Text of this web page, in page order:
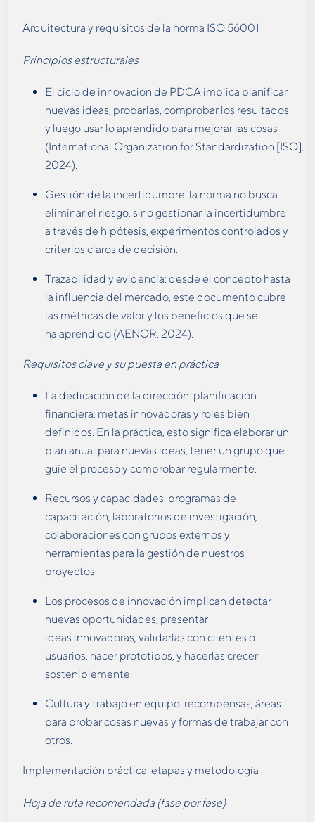
Arquitectura y requisitos de la norma ISO 56001
Principios estructurales
El ciclo de innovación de PDCA implica planificar
nuevas ideas, probarlas, comprobar los resultados
y luego usar lo aprendido para mejorar las cosas
(International Organization for Standardization [ISO],
2024).
Gestión de la incertidumbre: la norma no busca
eliminar el riesgo, sino gestionar la incertidumbre
a través de hipótesis, experimentos controlados y
criterios claros de decisión.
Trazabilidad y evidencia: desde el concepto hasta
la influencia del mercado, este documento cubre
las métricas de valor y los beneficios que se
ha aprendido (AENOR, 2024).
Requisitos clave y su puesta en práctica
La dedicación de la dirección: planificación
financiera, metas innovadoras y roles bien
definidos. En la práctica, esto significa elaborar un
plan anual para nuevas ideas, tener un grupo que
guíe el proceso y comprobar regularmente.
Recursos y capacidades: programas de
capacitación, laboratorios de investigación,
colaboraciones con grupos externos y
herramientas para la gestión de nuestros
proyectos.
Los procesos de innovación implican detectar
nuevas oportunidades, presentar
ideas innovadoras, validarlas con clientes o
usuarios, hacer prototipos, y hacerlas crecer
sosteniblemente.
Cultura y trabajo en equipo: recompensas, áreas
para probar cosas nuevas y formas de trabajar con
otros.
Implementación práctica: etapas y metodología
Hoja de ruta recomendada (fase por fase)